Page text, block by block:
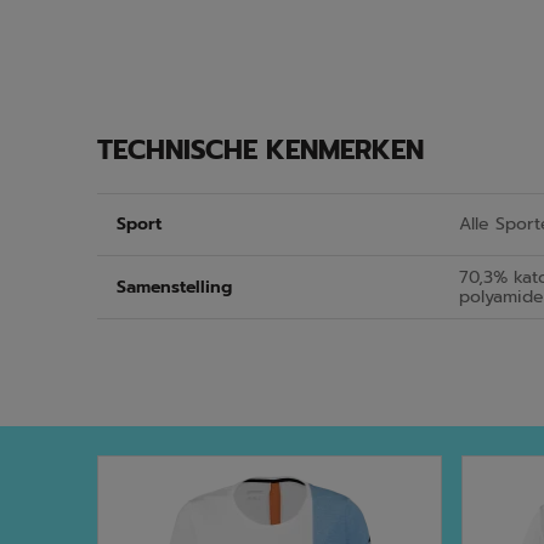
TECHNISCHE KENMERKEN
Sport Alle
Samenstelling 70,3%